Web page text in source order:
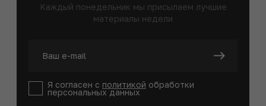
Каждый понедельник мы присылаем лучшие
материалы недели
Я согласен с политикой обработки
персональных данных